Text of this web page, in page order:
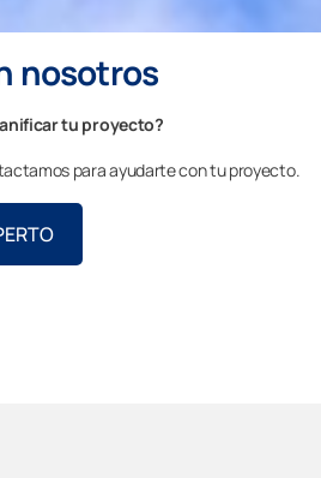
nosotros
tu proyecto?
para ayudarte con tu proyecto.